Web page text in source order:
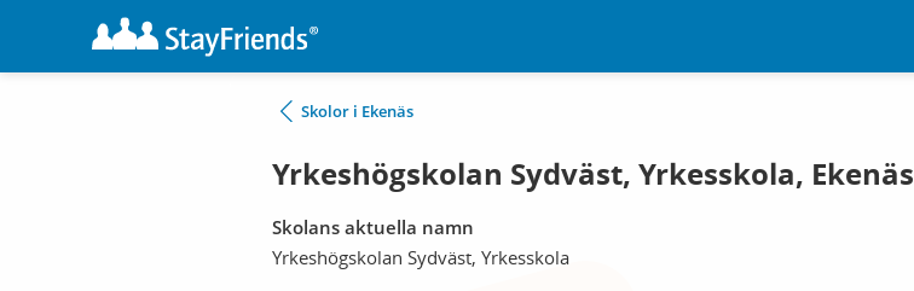
Skolor i Ekenäs
Yrkeshögskolan Sydväst, Yrkesskola, Ekenäs
Skolans aktuella namn
Yrkeshögskolan Sydväst, Yrkesskola